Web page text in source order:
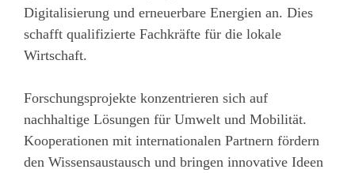
Digitalisierung und erneuerbare Energien an. Dies
schafft qualifizierte Fachkräfte für die lokale
Wirtschaft.
Forschungsprojekte konzentrieren sich auf
nachhaltige Lösungen für Umwelt und Mobilität.
Kooperationen mit internationalen Partnern fördern
den Wissensaustausch und bringen innovative Ideen